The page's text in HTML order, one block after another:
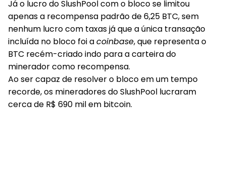
Já o lucro do SlushPool com o bloco se limitou
apenas a recompensa padrão de 6,25 BTC, sem
nenhum lucro com taxas já que a única transação
incluída no bloco foi acoinbase, que representa o
BTC recém-criado indo para a carteira do
minerador como recompensa.
Ao ser capaz de resolver o bloco em um tempo
recorde, os mineradores do SlushPool lucraram
cerca de R$ 690 mil em bitcoin.